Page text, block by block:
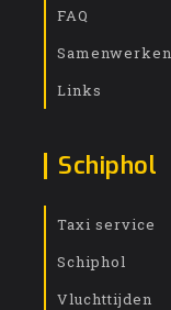
FAQ
Samenwerken
Links
Schiphol
Taxi service
Schiphol
Vluchttijden